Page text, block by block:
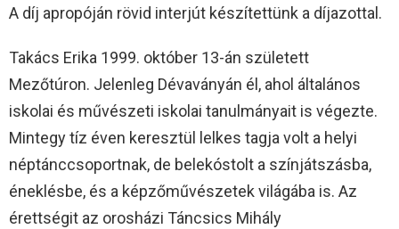
A díj apropóján rövid interjút készítettünk a díjazottal.
Takács Erika 1999. október 13-án született
Mezőtúron. Jelenleg Dévaványán él, ahol általános
iskolai és művészeti iskolai tanulmányait is végezte.
Mintegy tíz éven keresztül lelkes tagja volt a helyi
néptánccsoportnak, de belekóstolt a színjátszásba,
éneklésbe, és a képzőművészetek világába is. Az
érettségit az orosházi Táncsics Mihály